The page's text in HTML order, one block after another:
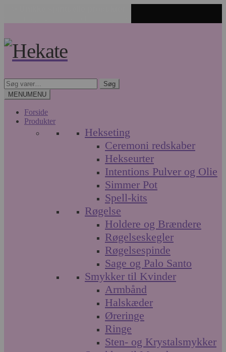
navigation
indhold
Søg
efter:
Søg
MENUMENU
Forside
Produkter
Hekseting
Ceremoni redskaber
Hekseurter
Intentions Pulver og Olie
Simmer Pot
Spell-kits
Røgelse
Holdere og Brændere
Røgelseskegler
Røgelsespinde
Sage og Palo Santo
Smykker til Kvinder
Armbånd
Halskæder
Øreringe
Ringe
Sten- og Krystalsmykker